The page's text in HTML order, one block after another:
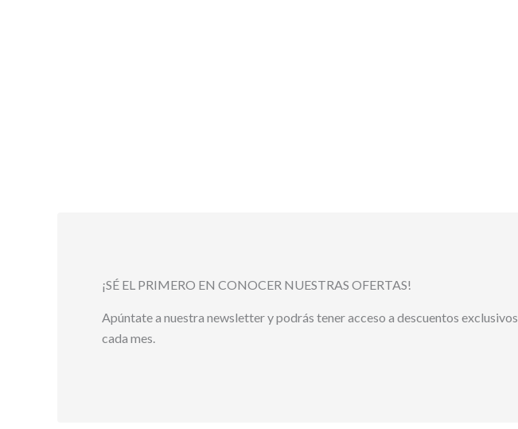
¡SÉ EL PRIMERO EN CONOCER NUESTRAS OFERTAS!
Apúntate a nuestra newsletter y podrás tener acceso a descuentos exclusivos
cada mes.